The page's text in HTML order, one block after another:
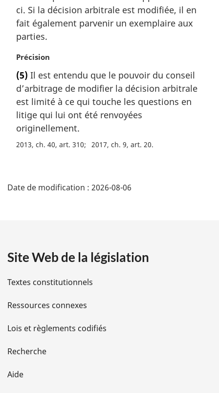
g
i
n
l
:
ci. Si la décision arbitrale est modifiée, il en
fait également parvenir un exemplaire aux
parties.
N
t
e
m
a
g
i
e
Précision
(5) Il est entendu que le pouvoir du conseil
d’arbitrage de modifier la décision arbitrale
est limité à ce qui touche les questions en
litige qui lui ont été renvoyées
originellement.
2013, ch. 40, art. 310 2017, ch. 9, art. 20
é
i
l
s
d
e
l
Date de modification : 2026-08-06
Site Web de la législation
Textes constitutionnels
Ressources connexes
Lois et règlements codifiés
Recherche
Aide